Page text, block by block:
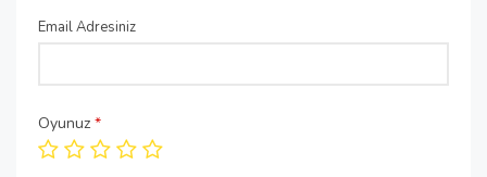
Email Adresiniz
Oyunuz *